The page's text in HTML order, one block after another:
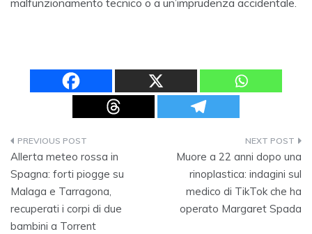
malfunzionamento tecnico o a un’imprudenza accidentale.
Navigazione
articoli
Allerta meteo rossa in
Spagna: forti piogge su
Malaga e Tarragona,
recuperati i corpi di due
bambini a Torrent
Muore a 22 anni dopo una
rinoplastica: indagini sul
medico di TikTok che ha
operato Margaret Spada